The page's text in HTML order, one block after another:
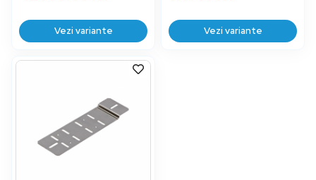
Vezi variante Vezi variante